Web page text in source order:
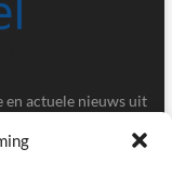
en actuele nieuws uit